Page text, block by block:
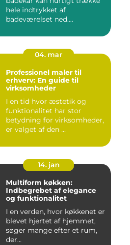
hele indtrykket af
badeværelset ned....
04. mar
Professionel maler til
erhverv: En guide til
virksomheder
I en tid hvor æstetik og
funktionalitet har stor
betydning for virksomheder,
er valget af den ...
14. jan
Multiform køkken:
Indbegrebet af elegance
og funktionalitet
I en verden, hvor køkkenet er
blevet hjertet af hjemmet,
søger mange efter et rum,
der...